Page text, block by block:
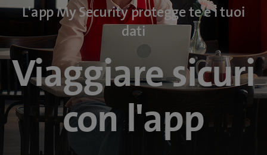
L'app My Security protegge te e i tuoi
dati
Viaggiare sicuri
con l'app